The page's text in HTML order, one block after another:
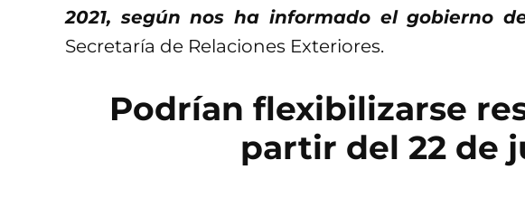
2021, según nos ha informado el gobierno
Secretaría de Relaciones Exteriores.
Podrían flexibilizarse
partir del 22 de